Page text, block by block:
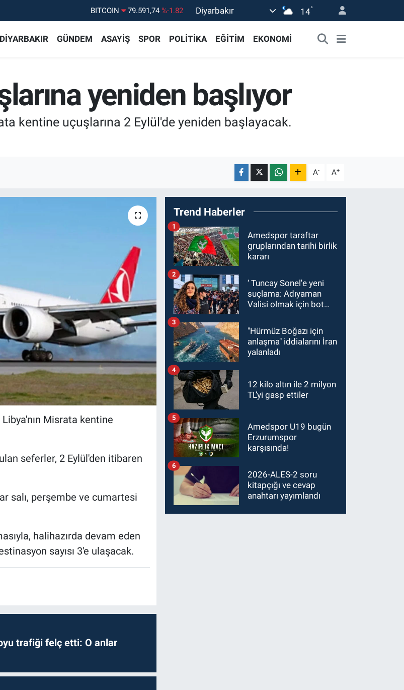
EURO
53,38690
%0.19
BİST100 14.598,00 %0
Diyarbakır 14°
DİYARBAKIR GÜNDEM ASAYİŞ SPOR POLİTİKA EĞİTİM EKONOMİ
yeniden başlıyor
kentine uçuşlarına 2 Eylül'de yeniden başlayacak.
A- A+
Libya'nın Misrata kentine
seferler, 2 Eylül'den itibaren
salı, perşembe ve cumartesi
halihazırda devam eden
sayısı 3'e ulaşacak.
trafiği felç etti: O anlar
Trend Haberler
Amedspor taraftar
gruplarından tarihi birlik
kararı
1
‘ Tuncay Sonel'e yeni
suçlama: Adıyaman
Valisi olmak için bot
2
"Hürmüz Boğazı için
anlaşma" iddialarını İran
yalanladı
3
12 kilo altın ile 2 milyon
TL’yi gasp ettiler
4
Amedspor U19 bugün
Erzurumspor
karşısında!
5
2026-ALES-2 soru
kitapçığı ve cevap
anahtarı yayımlandı
6